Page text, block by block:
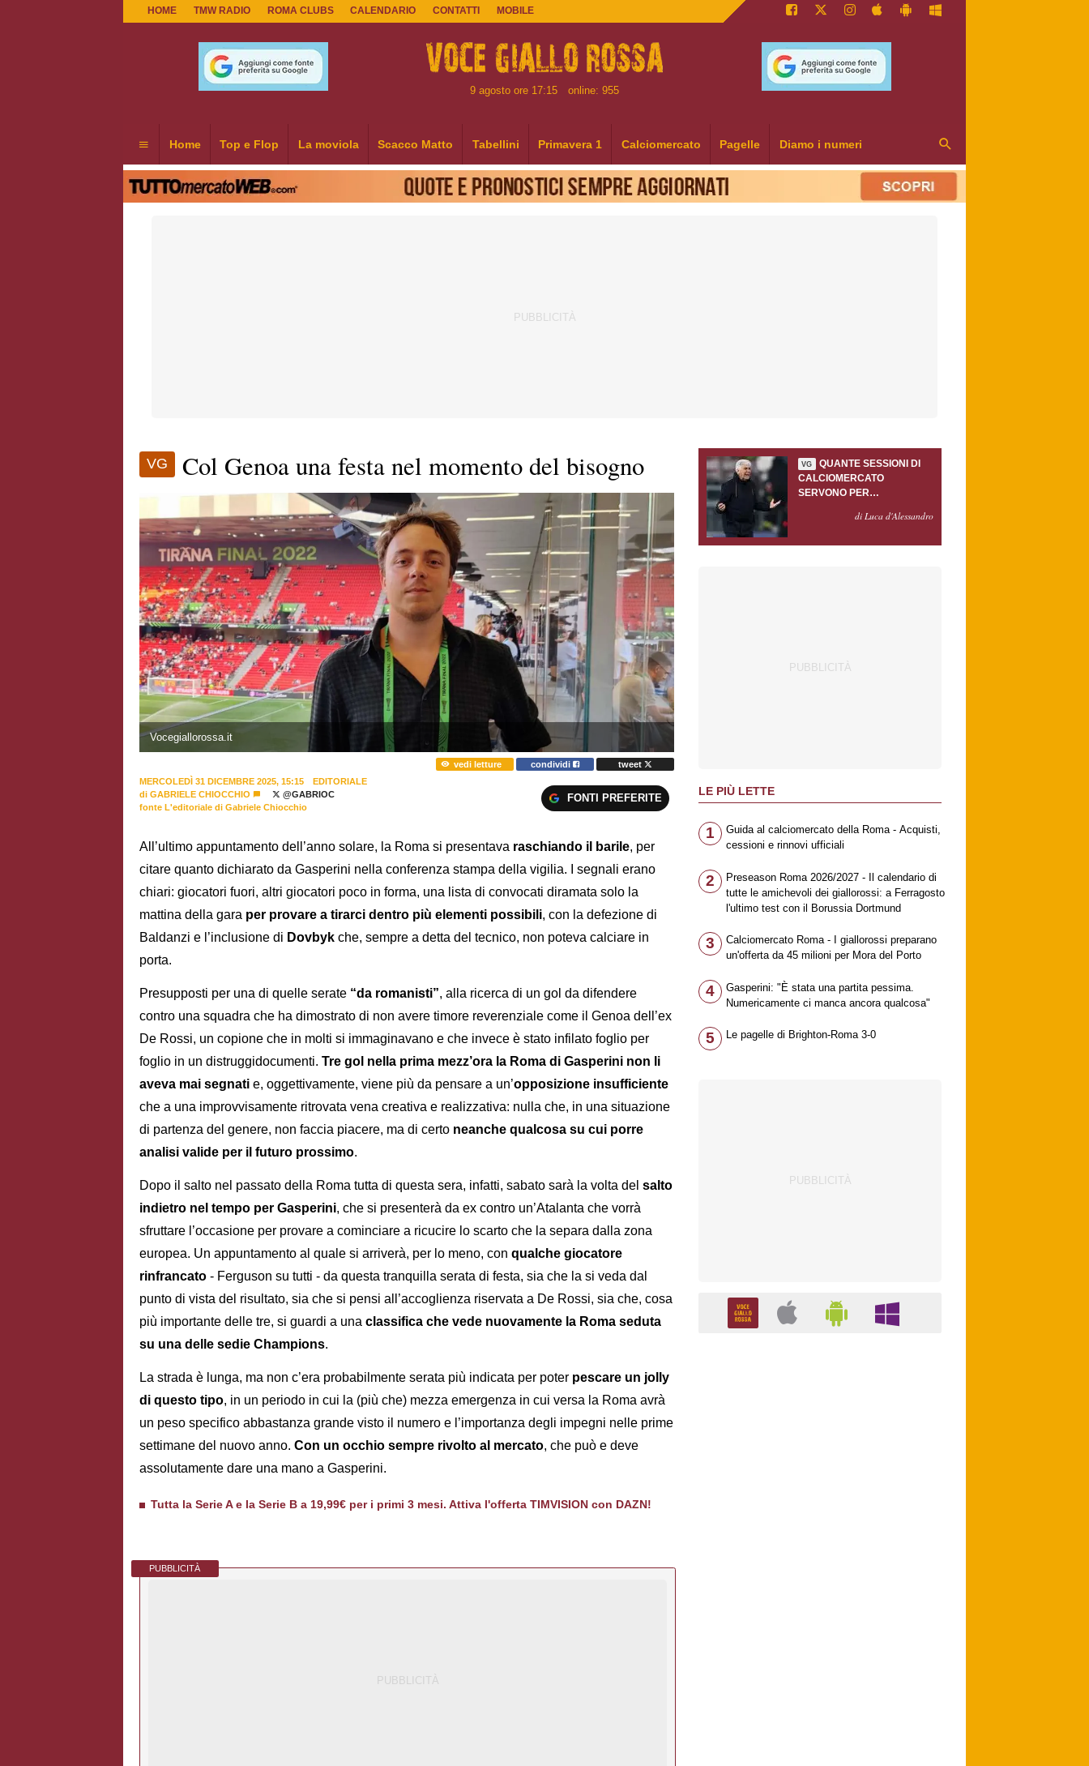
HOME TMW RADIO ROMA CLUBS CALENDARIO CONTATTI MOBILE
9 agosto ore 17:15 online: 955
Home Top e Flop La moviola Scacco Matto Tabellini Primavera 1 Calciomercato Pagelle Diamo i numeri
VG Col Genoa una festa nel momento del bisogno
Vocegiallorossa.it
vedi letture condividi
tweet
MERCOLEDÌ 31 DICEMBRE 2025, 15:15
EDITORIALE
di GABRIELE CHIOCCHIO
@GABRIOC
fonte L'editoriale di Gabriele Chiocchio
FONTI PREFERITE
All’ultimo appuntamento dell’anno solare, la Roma si presentava raschiando il barile, per
citare quanto dichiarato da Gasperini nella conferenza stampa della vigilia. I segnali erano
chiari: giocatori fuori, altri giocatori poco in forma, una lista di convocati diramata solo la
mattina della gara per provare a tirarci dentro più elementi possibili, con la defezione di
Baldanzi e l’inclusione di Dovbyk che, sempre a detta del tecnico, non poteva calciare in
porta.
Presupposti per una di quelle serate “da romanisti”, alla ricerca di un gol da difendere
contro una squadra che ha dimostrato di non avere timore reverenziale come il Genoa dell’ex
De Rossi, un copione che in molti si immaginavano e che invece è stato infilato foglio per
foglio in un distruggidocumenti. Tre gol nella prima mezz’ora la Roma di Gasperini non li
aveva mai segnati e, oggettivamente, viene più da pensare a un’opposizione insufficiente
che a una improvvisamente ritrovata vena creativa e realizzativa: nulla che, in una situazione
di partenza del genere, non faccia piacere, ma di certo neanche qualcosa su cui porre
analisi valide per il futuro prossimo.
Dopo il salto nel passato della Roma tutta di questa sera, infatti, sabato sarà la volta del salto
indietro nel tempo per Gasperini, che si presenterà da ex contro un’Atalanta che vorrà
sfruttare l’occasione per provare a cominciare a ricucire lo scarto che la separa dalla zona
europea. Un appuntamento al quale si arriverà, per lo meno, con qualche giocatore
rinfrancato - Ferguson su tutti - da questa tranquilla serata di festa, sia che la si veda dal
punto di vista del risultato, sia che si pensi all’accoglienza riservata a De Rossi, sia che, cosa
più importante delle tre, si guardi a una classifica che vede nuovamente la Roma seduta
su una delle sedie Champions.
La strada è lunga, ma non c’era probabilmente serata più indicata per poter pescare un jolly
di questo tipo, in un periodo in cui la (più che) mezza emergenza in cui versa la Roma avrà
un peso specifico abbastanza grande visto il numero e l’importanza degli impegni nelle prime
settimane del nuovo anno. Con un occhio sempre rivolto al mercato, che può e deve
assolutamente dare una mano a Gasperini.
Tutta la Serie A e la Serie B a 19,99€ per i primi 3 mesi. Attiva l'offerta TIMVISION con DAZN!
PUBBLICITÀ
VG
QUANTE SESSIONI DI
CALCIOMERCATO
SERVONO PER
GASPERINI?di Luca d'Alessandro
LE PIÙ LETTE
1
Guida al calciomercato della Roma - Acquisti,
cessioni e rinnovi ufficiali
2
Preseason Roma 2026/2027 - Il calendario di
tutte le amichevoli dei giallorossi: a Ferragosto
l'ultimo test con il Borussia Dortmund
3
Calciomercato Roma - I giallorossi preparano
un'offerta da 45 milioni per Mora del Porto
4
Gasperini: "È stata una partita pessima.
Numericamente ci manca ancora qualcosa"
5 Le pagelle di Brighton-Roma 3-0